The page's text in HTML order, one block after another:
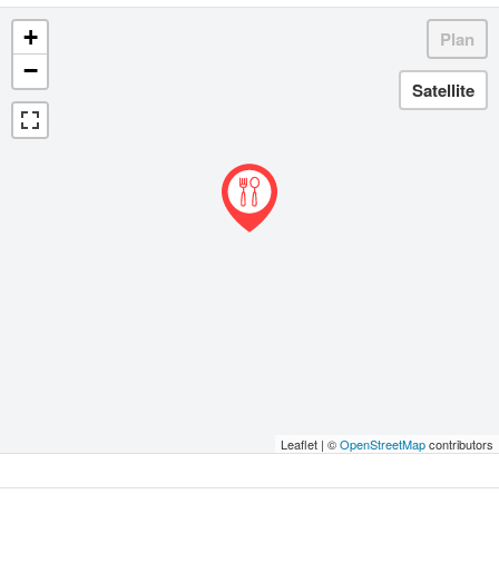
+
−
Leaflet | ©OpenStreetMapcontributors